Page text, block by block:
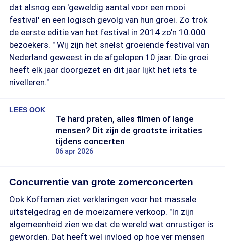
dat alsnog een 'geweldig aantal voor een mooi
festival' en een logisch gevolg van hun groei. Zo trok
de eerste editie van het festival in 2014 zo'n 10.000
bezoekers. " Wij zijn het snelst groeiende festival van
Nederland geweest in de afgelopen 10 jaar. Die groei
heeft elk jaar doorgezet en dit jaar lijkt het iets te
nivelleren."
LEES OOK
Te hard praten, alles filmen of lange
mensen? Dit zijn de grootste irritaties
tijdens concerten
06 apr 2026
Concurrentie van grote zomerconcerten
Ook Koffeman ziet verklaringen voor het massale
uitstelgedrag en de moeizamere verkoop. "In zijn
algemeenheid zien we dat de wereld wat onrustiger is
geworden. Dat heeft wel invloed op hoe ver mensen